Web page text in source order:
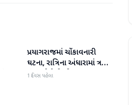
રાષ્ટ્રીય
પ્રયાગરાજમાં ચોંકાવનારી
ઘટના, રાત્રિના અંધારામાં ત્રણ
મૂંગા લોકોની તીક્ષ્ણ
1 દિવસ પહેલા